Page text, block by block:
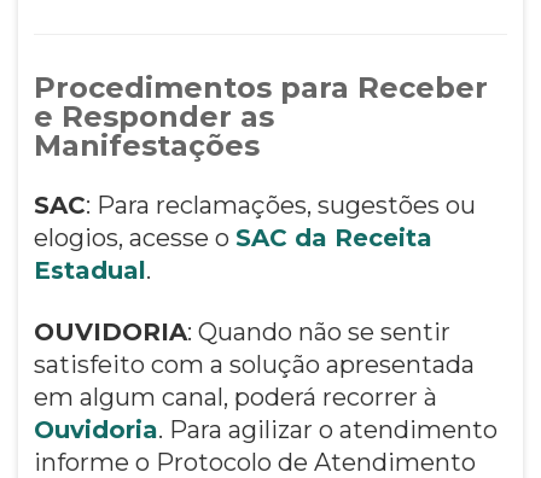
Procedimentos para Receber
e Responder as
Manifestações
SAC: Para reclamações, sugestões ou
elogios, acesse o SAC da Receita
Estadual.
OUVIDORIA: Quando não se sentir
satisfeito com a solução apresentada
em algum canal, poderá recorrer à
Ouvidoria. Para agilizar o atendimento
informe o Protocolo de Atendimento